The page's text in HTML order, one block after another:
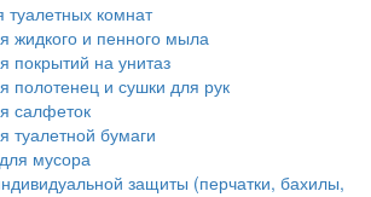
туалетных комнат
жидкого и пенного мыла
покрытий на унитаз
полотенец и сушки для рук
салфеток
туалетной бумаги
мусора
защиты (перчатки, бахилы,